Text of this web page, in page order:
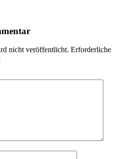
nicht veröffentlicht. Erforderliche